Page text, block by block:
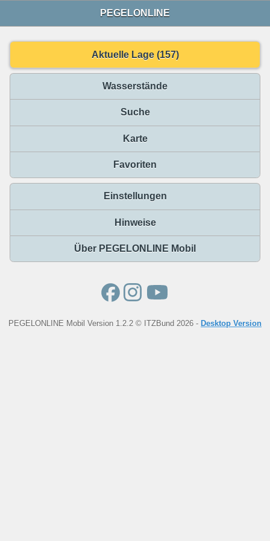
PEGELONLINE
Aktuelle Lage (157)
Wasserstände
Suche
Karte
Favoriten
Einstellungen
Hinweise
Über PEGELONLINE Mobil
PEGELONLINE Mobil Version 1.2.2 © ITZBund 2026 - Desktop Version